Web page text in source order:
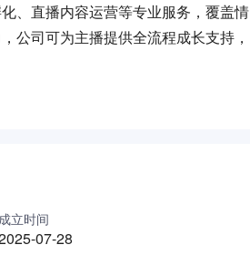
、直播内容运营等专业服务，覆盖情
公司可为主播提供全流程成长支持，
争力的新媒体直播服务品牌，推动直
成立时间
07-28